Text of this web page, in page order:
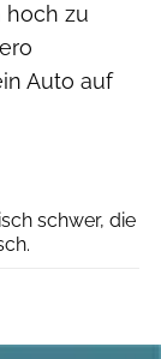
hoch zu
Auto auf
schwer, die